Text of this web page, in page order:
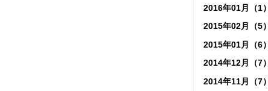
2016年01月（1）
2015年02月（5）
2015年01月（6）
2014年12月（7）
2014年11月（7）